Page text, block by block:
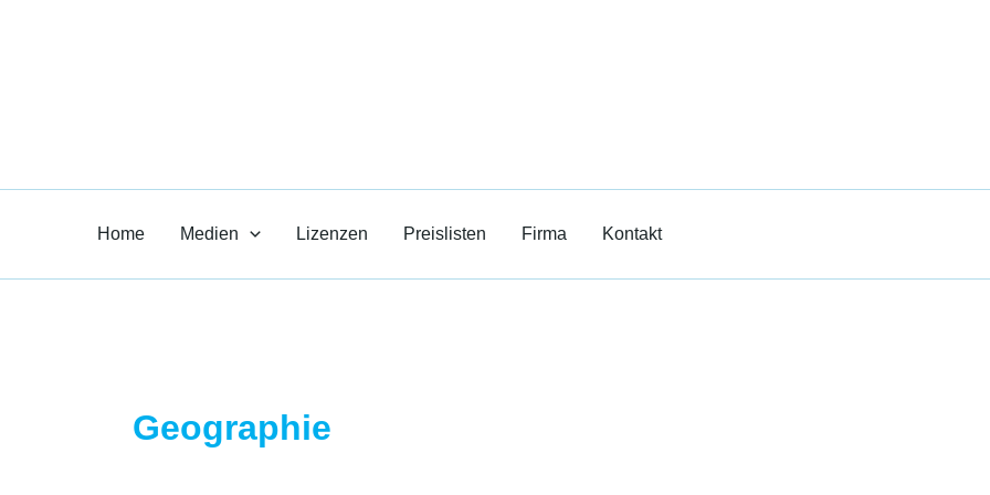
Home Medien Lizenzen Preislisten Firma Kontakt
Geographie